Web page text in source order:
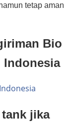
tetap aman
Bio
Indonesia
jika